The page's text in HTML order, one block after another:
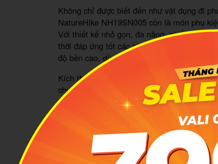
Không chỉ được biết đến như vật dụng đi
NatureHike NH19SN005 còn là món phụ
Với thiết kế nhỏ gọn, đa năng, chiếc túi có
thời đáp ứng tốt các nhu cầu cơ bản. Chất
độ bền cao, dù sử dụng trong thời gian dài
Kích thước 18 x 15 x 7cm của túi khi gấp
chuyến du lịch dài ngày. Hơn thế nữa,
hoạt cả trong lẫn ngoài thuận tiện cho việc
Tính tiện lợi của chiếc túi cũng được thể
có thể điều chỉnh độ dài theo vóc dáng.
giúp bạn hạn chế tối đa tình trạng bị đau tay